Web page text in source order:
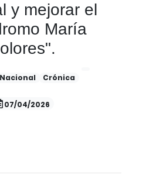
y mejorar el
María
Nacional Crónica
07/04/2026